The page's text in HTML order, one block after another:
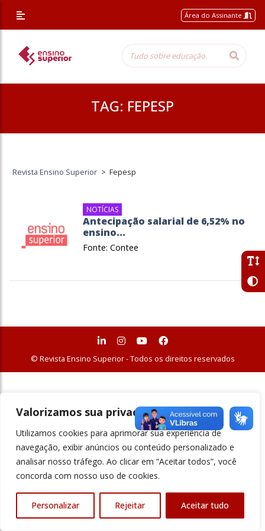
Valorizamos sua privacidade
Utilizamos cookies para aprimorar sua experiência de
navegação, exibir anúncios ou conteúdo personalizado e
analisar nosso tráfego. Ao clicar em “Aceitar todos”, você
concorda com nosso uso de cookies.
Personalizar Rejeitar Aceitar tudo
Área do Assinante
TAG: FEPESP
Revista Ensino Superior > Fepesp
NOTÍCIAS
Antecipação salarial de 6,52% no
ensino...
Fonte: Contee
© Revista Ensino Superior - Todos os direitos reservados